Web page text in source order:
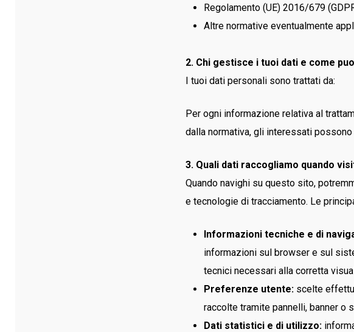
Regolamento (UE) 2016/679
Altre normative eventualmente
2. Chi gestisce i tuoi dati e come
I tuoi dati personali sono trattati da:
Per ogni informazione relativa al
dalla normativa, gli interessati
3. Quali dati raccogliamo quando
Quando navighi su questo sito,
e tecnologie di tracciamento. Le
Informazioni tecniche e di
informazioni sul browser e sul
tecnici necessari alla corretta
Preferenze utente:scelte
raccolte tramite pannelli, banner o
Dati statistici e di utilizzo: